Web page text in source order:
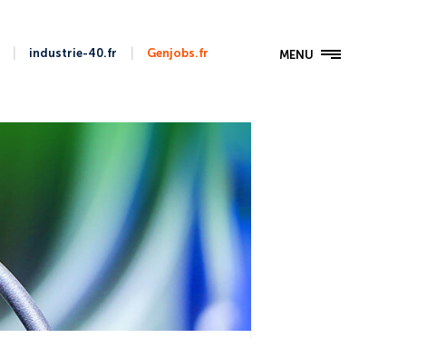
industrie-40.fr Genjobs.fr MENU